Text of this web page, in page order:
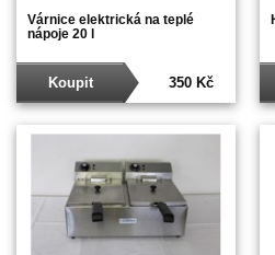
Várnice elektrická na teplé
nápoje 20 l
350 Kč
Koupit